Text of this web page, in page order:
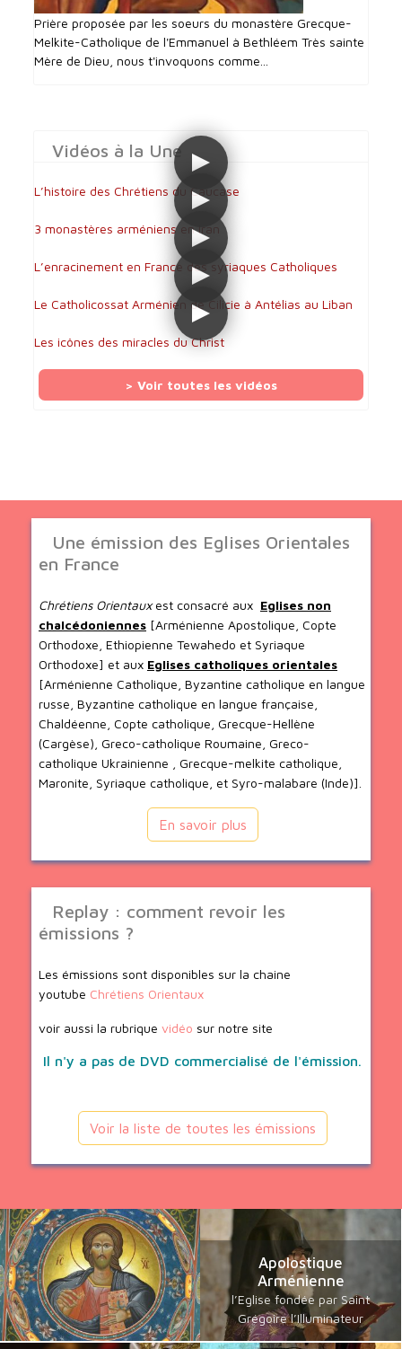
Prière proposée par les soeurs du monastère Grecque-
Melkite-Catholique de l'Emmanuel à Bethléem Très sainte
Mère de Dieu, nous t'invoquons comme...
Vidéos à la Une
L’histoire des Chrétiens du Caucase
3 monastères arméniens en Iran
L’enracinement en France des syriaques Catholiques
Le Catholicossat Arménien de Cilicie à Antélias au Liban
Les icônes des miracles du Christ
> Voir toutes les vidéos
Une émission des Eglises Orientales
en France
Chrétiens Orientauxest consacré aux Eglises non
chalcédoniennes [Arménienne Apostolique, Copte
Orthodoxe, Ethiopienne Tewahedo et Syriaque
Orthodoxe] et aux Eglises catholiques orientales
[Arménienne Catholique, Byzantine catholique en langue
russe, Byzantine catholique en langue française,
Chaldéenne, Copte catholique, Grecque-Hellène
(Cargèse), Greco-catholique Roumaine, Greco-
catholique Ukrainienne , Grecque-melkite catholique,
Maronite, Syriaque catholique, et Syro-malabare (Inde)].
En savoir plus
Replay : comment revoir les
émissions ?
Les émissions sont disponibles sur la chaine
youtube Chrétiens Orientaux
voir aussi la rubrique vidéo sur notre site
Il n'y a pas de DVD commercialisé de l'émission.
Voir la liste de toutes les émissions
Apolostique
Arménienne
l’Eglise fondée par Saint
Grégoire l’Illuminateur